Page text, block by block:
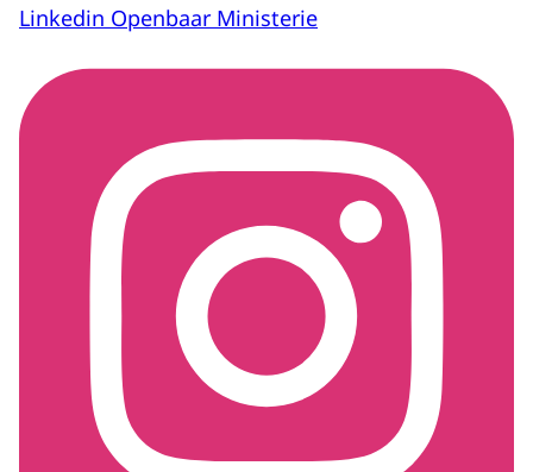
Linkedin Openbaar Ministerie